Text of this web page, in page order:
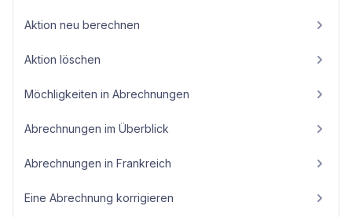
Aktion neu berechnen
Aktion löschen
Möchligkeiten in Abrechnungen
Abrechnungen im Überblick
Abrechnungen in Frankreich
Eine Abrechnung korrigieren